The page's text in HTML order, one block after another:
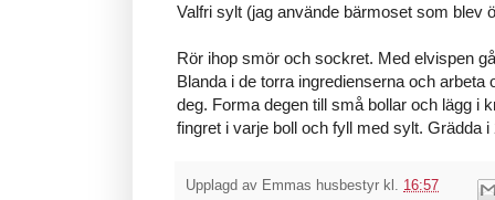
Valfri sylt (jag använde bärmoset som blev
Rör ihop smör och sockret. Med elvispen
Blanda i de torra ingredienserna och arbeta
deg. Forma degen till små bollar och lägg i
fingret i varje boll och fyll med sylt. Grädda
Upplagd av Emmas husbestyr kl. 16:57